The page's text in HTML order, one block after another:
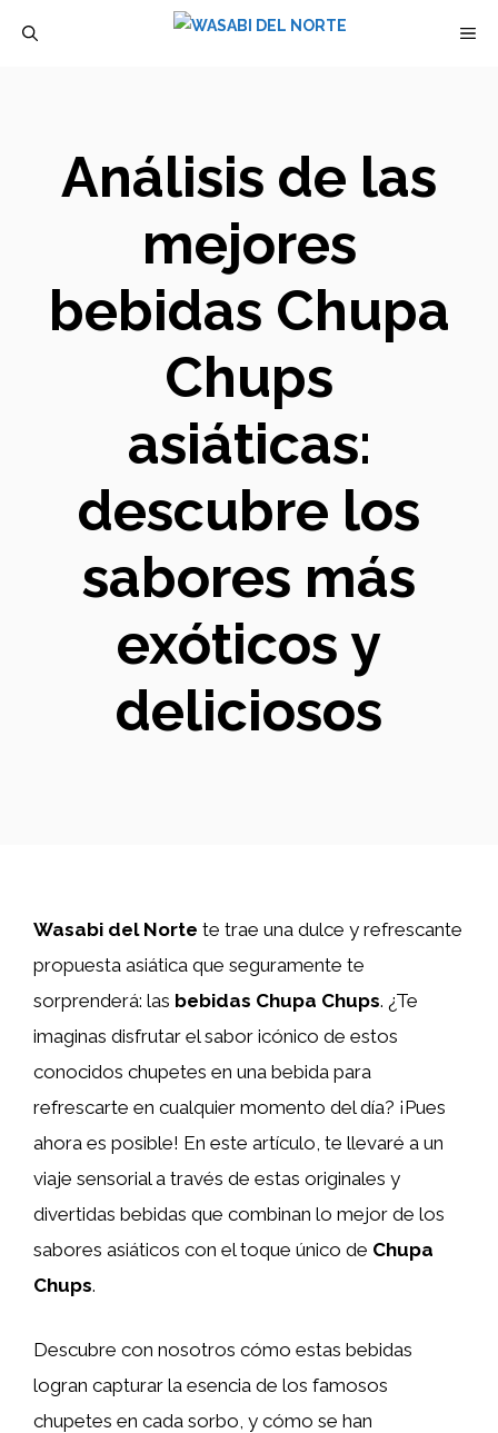
Análisis de las
mejores
bebidas Chupa
Chups
asiáticas:
descubre los
sabores más
exóticos y
deliciosos
Wasabi del Norte te trae una dulce y refrescante
propuesta asiática que seguramente te
sorprenderá: las bebidas Chupa Chups. ¿Te
imaginas disfrutar el sabor icónico de estos
conocidos chupetes en una bebida para
refrescarte en cualquier momento del día? ¡Pues
ahora es posible! En este artículo, te llevaré a un
viaje sensorial a través de estas originales y
divertidas bebidas que combinan lo mejor de los
sabores asiáticos con el toque único de Chupa
Chups.
Descubre con nosotros cómo estas bebidas
logran capturar la esencia de los famosos
chupetes en cada sorbo, y cómo se han